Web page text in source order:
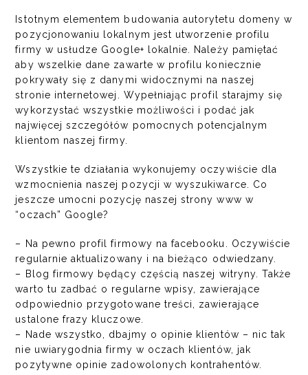
Istotnym elementem budowania autorytetu domeny w
pozycjonowaniu lokalnym jest utworzenie profilu
firmy w usłudze Google+ lokalnie. Należy pamiętać
aby wszelkie dane zawarte w profilu koniecznie
pokrywały się z danymi widocznymi na naszej
stronie internetowej. Wypełniając profil starajmy się
wykorzystać wszystkie możliwości i podać jak
najwięcej szczegółów pomocnych potencjalnym
klientom naszej firmy.
Wszystkie te działania wykonujemy oczywiście dla
wzmocnienia naszej pozycji w wyszukiwarce. Co
jeszcze umocni pozycję naszej strony www w
“oczach” Google?
– Na pewno profil firmowy na facebooku. Oczywiście
regularnie aktualizowany i na bieżąco odwiedzany.
– Blog firmowy będący częścią naszej witryny. Także
warto tu zadbać o regularne wpisy, zawierające
odpowiednio przygotowane treści, zawierające
ustalone frazy kluczowe.
– Nade wszystko, dbajmy o opinie klientów – nic tak
nie uwiarygodnia firmy w oczach klientów, jak
pozytywne opinie zadowolonych kontrahentów.